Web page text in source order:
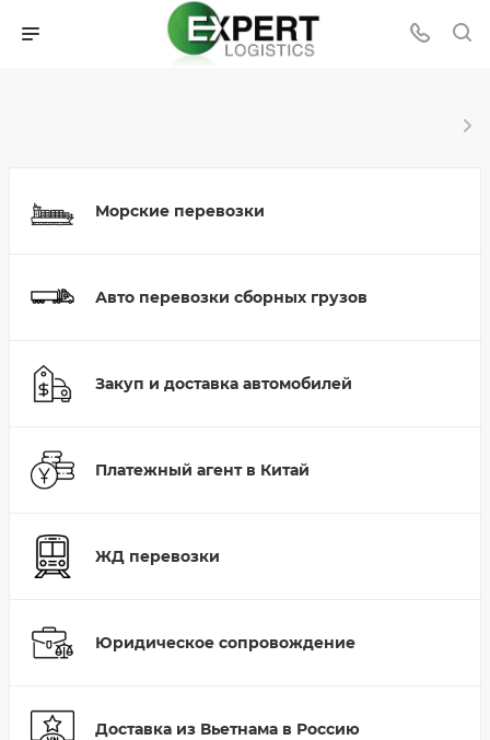
Морские перевозки
Авто перевозки сборных грузов
Закуп и доставка автомобилей
Платежный агент в Китай
ЖД перевозки
Юридическое сопровождение
Доставка из Вьетнама в Россию